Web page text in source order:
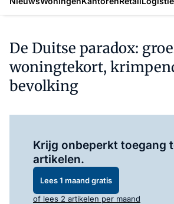
De Duitse paradox:
woningtekort,
bevolking
Krijg onbeperkt toegang
artikelen.
Lees 1 maand gratis
of lees 2 artikelen per maand